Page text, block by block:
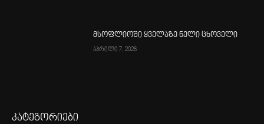
მსოფლიოში ყველაზე ნელი ცხოველი
აპრილი 7, 2026
კატეგორიები